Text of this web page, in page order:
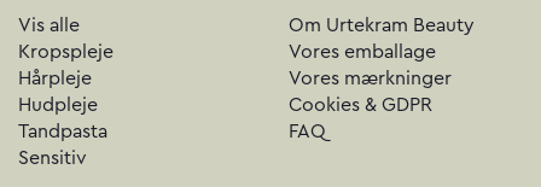
Vis alle
Kropspleje
Hårpleje
Hudpleje
Tandpasta
Sensitiv
Om Urtekram Beauty
Vores emballage
Vores mærkninger
Cookies & GDPR
FAQ